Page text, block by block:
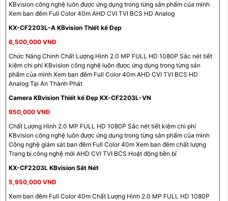
KBvision công nghệ luôn được ứng dụng trong từng sản phẩm của mình
Xem ban đêm Full Color 40m AHD CVI TVI BCS HD Analog
KX-CF2203L-A KBvision Thiết kế Đẹp
6,500,000 VNĐ
Chức Năng Chính Chất Lượng Hình 2.0 MP FULL HD 1080P Sắc nét tiết
kiệm chi phí KBvision công nghệ luôn được ứng dụng trong từng sản
phẩm của mình Xem ban đêm Full Color 40m AHD CVI TVI BCS HD
Analog Tại An Thành Phát
Camera KBvision Thiết kế Đẹp KX-CF2203L-VN
950,000 VNĐ
Chất Lượng Hình 2.0 MP FULL HD 1080P Sắc nét tiết kiệm chi phí
KBvision công nghệ luôn được ứng dụng trong từng sản phẩm của mình
Công nghệ giám sát ban đêm Full Color 40m Xem ban đêm chất lượng
Trang bị công nghệ mới AHD CVI TVI BCS Hoặt động bền bỉ
KX-CF2203L KBvision Sắt Nét
5,950,000 VNĐ
Xem ban đêm Full Color 40m Chất Lượng Hình 2.0 MP FULL HD 1080P